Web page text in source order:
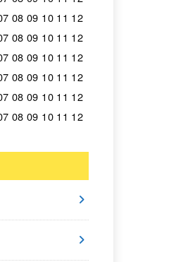
08 09 10 11 12
08 09 10 11 12
08 09 10 11 12
08 09 10 11 12
08 09 10 11 12
08 09 10 11 12